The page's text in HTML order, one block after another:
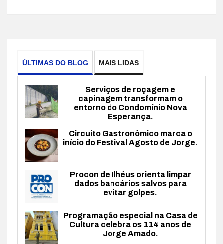
ÚLTIMAS DO BLOG MAIS LIDAS
Serviços de roçagem e
capinagem transformam o
entorno do Condomínio Nova
Esperança.
Circuito Gastronômico marca o
início do Festival Agosto de Jorge.
Procon de Ilhéus orienta limpar
dados bancários salvos para
evitar golpes.
Programação especial na Casa de
Cultura celebra os 114 anos de
Jorge Amado.